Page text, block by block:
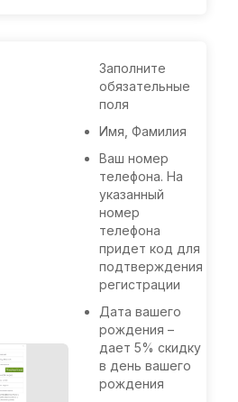
Заполните
обязательные
поля
Имя, Фамилия
Ваш номер
телефона. На
указанный
номер
телефона
придет код для
подтверждения
регистрации
Дата вашего
рождения –
дает 5% скидку
в день вашего
рождения